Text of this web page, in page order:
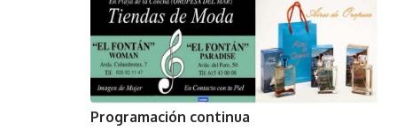
Programación continua